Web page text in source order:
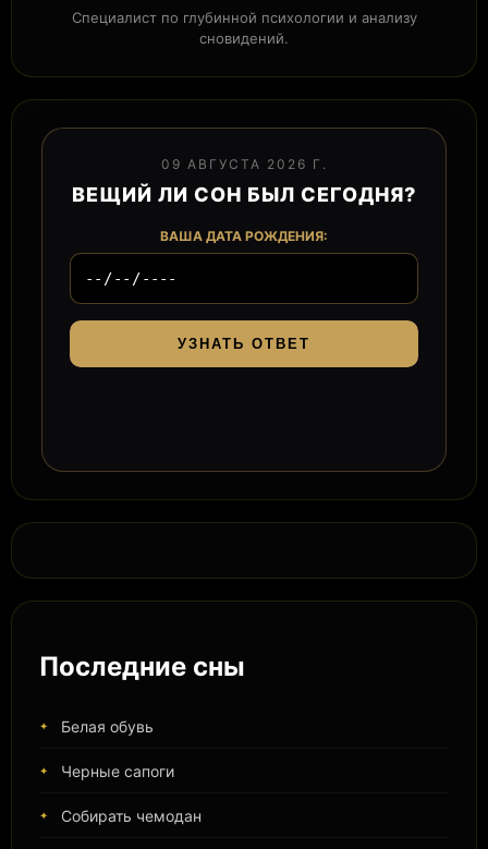
Специалист по глубинной психологии и анализу
сновидений.
09 АВГУСТА 2026 Г.
ВЕЩИЙ ЛИ СОН БЫЛ СЕГОДНЯ?
ВАША ДАТА РОЖДЕНИЯ:
УЗНАТЬ ОТВЕТ
Последние сны
Белая обувь
Черные сапоги
Собирать чемодан